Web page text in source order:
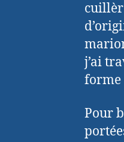
j’ai
forme
Pour